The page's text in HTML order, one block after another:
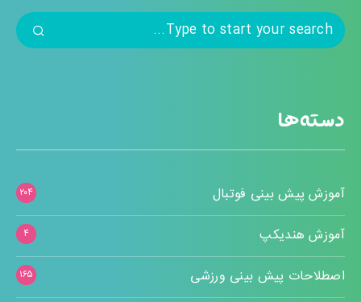
دسته‌ها
آموزش پیش بینی فوتبال ۲۰۴
آموزش هندیکپ ۴
اصطلاحات پیش بینی ورزشی ۱۶۵